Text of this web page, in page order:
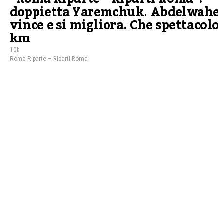
doppietta Yaremchuk.
vince e si migliora. Che
km
10k
Roma Riparte – Riparti Roma